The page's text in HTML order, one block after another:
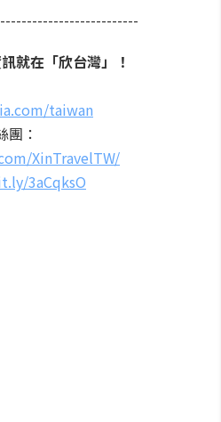
就在「欣台灣」！
taiwan
團：
XinTravelTW/
3aCqksO